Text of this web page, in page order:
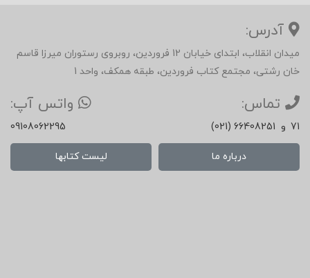
آدرس:
میدان انقلاب، ابتدای خیابان 12 فروردین، روبروی رستوران میرزا قاسم
خان رشتی، مجتمع کتاب فروردین، طبقه همکف، واحد 1
تماس:
(021) 66408251 و 71
واتس آپ:
09108062295
درباره ما لیست کتابها